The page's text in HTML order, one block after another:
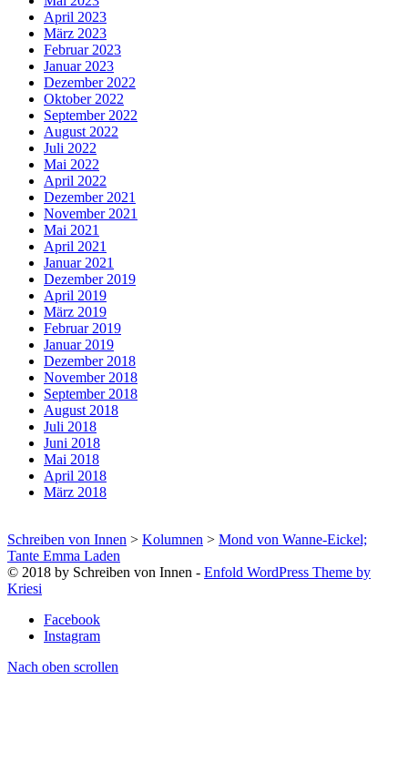
April 2023
März 2023
Februar 2023
Januar 2023
Dezember 2022
Oktober 2022
September 2022
August 2022
Juli 2022
Mai 2022
April 2022
Dezember 2021
November 2021
Mai 2021
April 2021
Januar 2021
Dezember 2019
April 2019
März 2019
Februar 2019
Januar 2019
Dezember 2018
November 2018
September 2018
August 2018
Juli 2018
Juni 2018
Mai 2018
April 2018
März 2018
Schreiben von Innen > Kolumnen > Mond von Wanne-Eickel;
Tante Emma Laden
© 2018 by Schreiben von Innen - Enfold WordPress Theme by
Kriesi
Facebook
Instagram
Nach oben scrollen